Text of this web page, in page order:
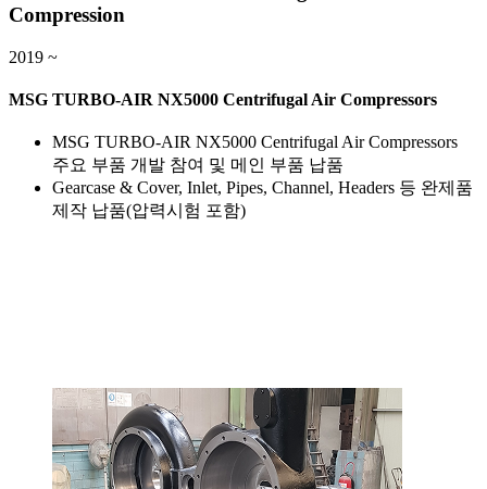
2019 ~
MSG TURBO-AIR NX5000 Centrifugal Air Compressors
MSG TURBO-AIR NX5000 Centrifugal Air Compressors
주요 부품 개발 참여 및 메인 부품 납품
Gearcase & Cover, Inlet, Pipes, Channel, Headers 등 완제품
제작 납품(압력시험 포함)